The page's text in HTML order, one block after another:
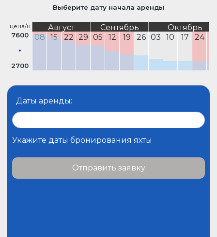
Выберите дату начала аренды
цена/н
7600
2700
Август Сентябрь
Октябрь
08
15 22 29 05 12 19 26 03 10 17 24
Даты аренды:
Укажите даты бронирования яхты
Отправить заявку